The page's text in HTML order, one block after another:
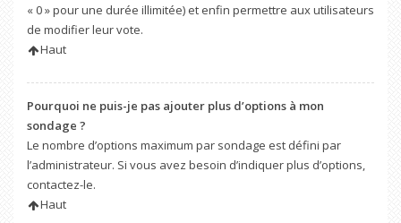
« 0 » pour une durée illimitée) et enfin permettre aux utilisateurs
de modifier leur vote.
Haut
Pourquoi ne puis-je pas ajouter plus d’options à mon
sondage ?
Le nombre d’options maximum par sondage est défini par
l’administrateur. Si vous avez besoin d’indiquer plus d’options,
contactez-le.
Haut